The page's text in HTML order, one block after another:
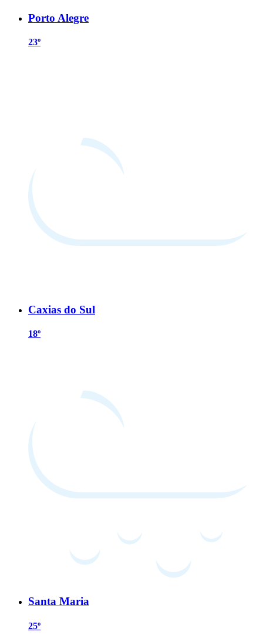
Porto Alegre
23º
Caxias do Sul
18º
Santa Maria
25º